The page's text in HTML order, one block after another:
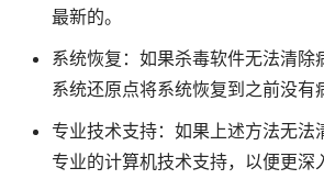
最新的。
系统恢复：如果杀毒软件无法清除
系统还原点将系统恢复到之前没有
专业技术支持：如果上述方法无法
专业的计算机技术支持，以便更深